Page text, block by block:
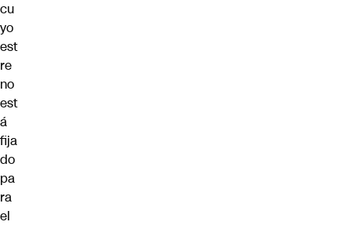
cu
yo
est
re
no
est
á
fija
do
pa
ra
el